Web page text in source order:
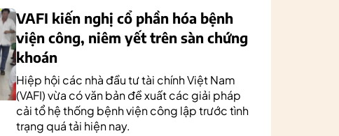
VAFI kiến nghị cổ phần hóa bệnh
viện công, niêm yết trên sàn chứng
khoán
Hiệp hội các nhà đầu tư tài chính Việt Nam
(VAFI) vừa có văn bản đề xuất các giải pháp
cải tổ hệ thống bệnh viện công lập trước tình
trạng quá tải hiện nay.